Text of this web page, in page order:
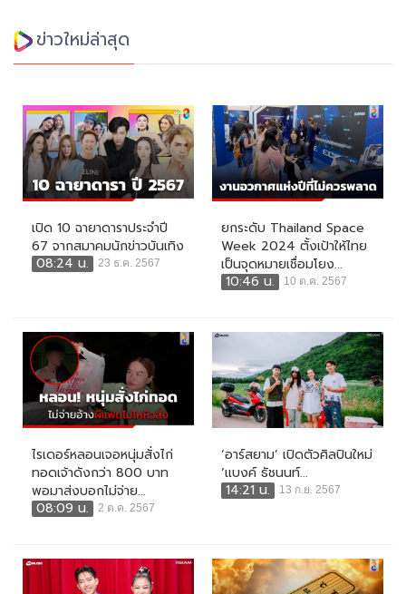
ข่าวใหม่ล่าสุด
เปิด 10 ฉายาดาราประจำปี
67 จากสมาคมนักข่าวบันเทิง
08:24 น.
23 ธ.ค. 2567
ยกระดับ Thailand Space
Week 2024 ตั้งเป้าให้ไทย
เป็นจุดหมายเชื่อมโยง...
10:46 น.
10 ต.ค. 2567
ไรเดอร์หลอนเจอหนุ่มสั่งไก่
ทอดเจ้าดังกว่า 800 บาท
พอมาส่งบอกไม่จ่าย...
08:09 น.
2 ต.ค. 2567
‘อาร์สยาม’ เปิดตัวศิลปินใหม่
‘แบงค์ ธัชนนท์...
14:21 น.
13 ก.ย. 2567